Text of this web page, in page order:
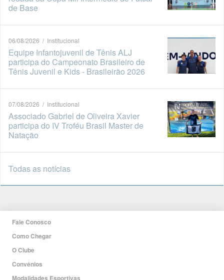
de Base
06/08/2026 / Institucional
Equipe Infantojuvenil de Tênis ALJ
participa do Campeonato Brasileiro de
Tênis Juvenil e Kids - Brasileirão 2026
07/08/2026 / Institucional
Associado Gabriel de Oliveira Xavier
participa do IV Troféu Brasil Master de
Natação
Todas as notícias
Fale Conosco
Como Chegar
O Clube
Convênios
Modalidades Esportivas